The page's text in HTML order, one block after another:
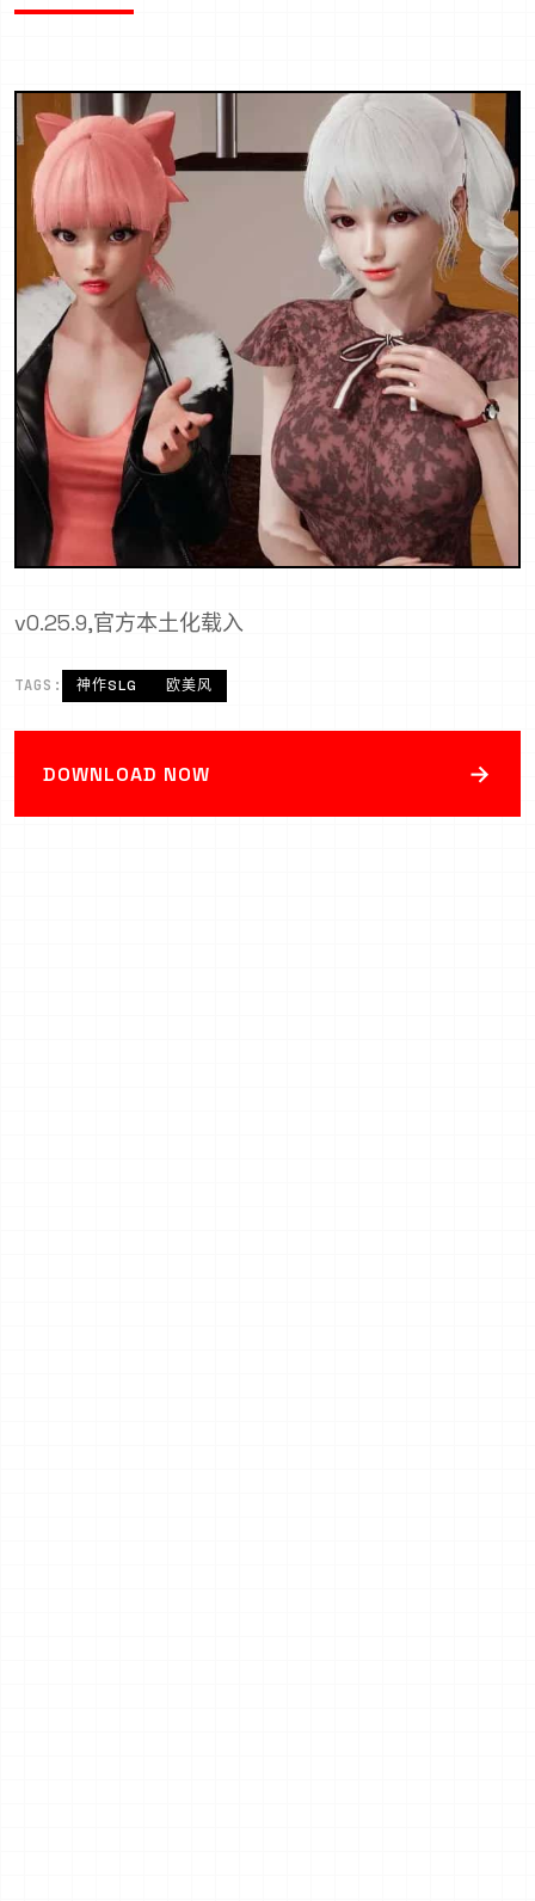
v0.25.9,官方本土化载入
TAGS: 神作SLG 欧美风
DOWNLOAD NOW →